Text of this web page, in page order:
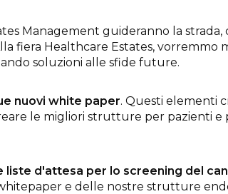
Management guideranno la
fiera Healthcare Estates, vorremmo
soluzioni alle sfide future.
nuovi white paper. Questi elementi
le migliori strutture per pazienti e
liste d'attesa per lo screening del
e delle nostre strutture